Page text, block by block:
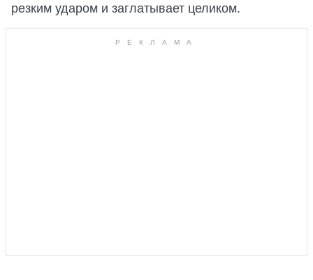
резким ударом и заглатывает целиком.